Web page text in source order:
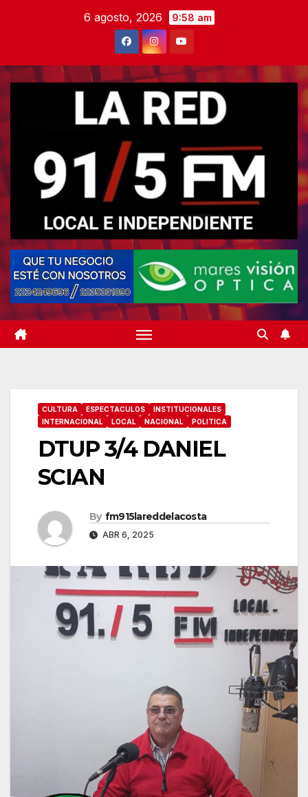
6 agosto, 2026 9:58 am
CULTURA ESPECTACULOS
INSTITUCIONALES
INTERNACIONAL
LOCAL NACIONAL POLITICA
DTUP 3/4 DANIEL
SCIAN
By fm915lareddelacosta
ABR 6, 2025